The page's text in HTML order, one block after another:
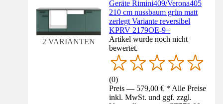
2 VARIANTEN
Geräte Rimini409/Verona405
210 cm nussbaum grün matt
zerlegt Variante reversibel
KPRV 2179OE-9+
Artikel wurde noch nicht
bewertet.
(0)
Preis — 579,00 € * Alle Preise
inkl. MwSt. und ggf. zzgl.